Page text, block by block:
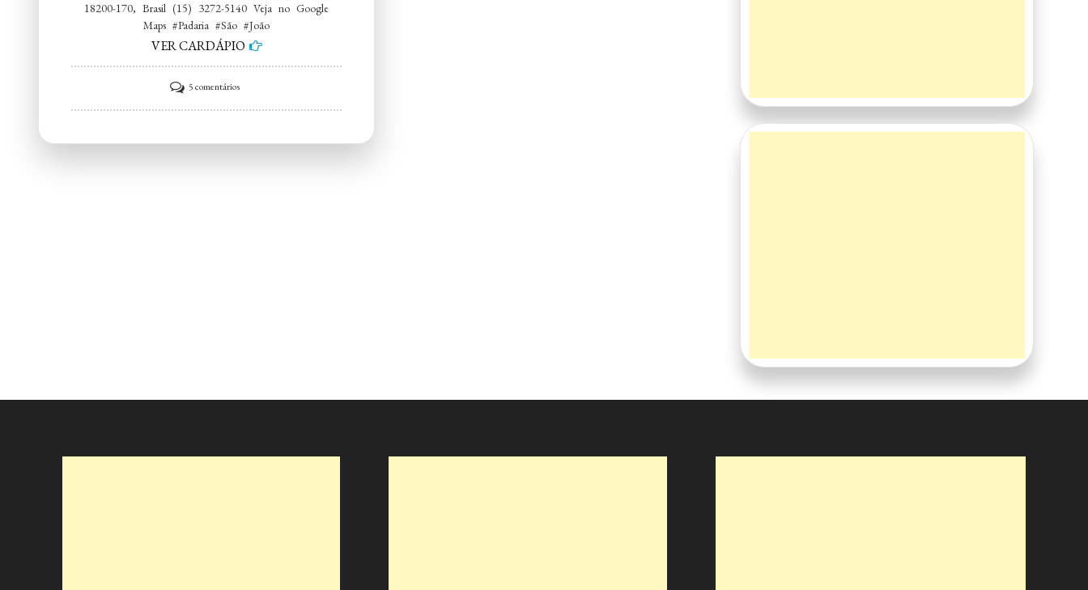
18200-170, Brasil (15) 3272-5140 Veja no Google
Maps #Padaria #São #João
VER CARDÁPIO
5 comentáriosem
Padaria